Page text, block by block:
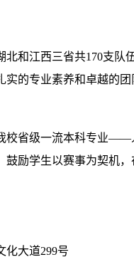
北和江西三省共170支
的专业素养和卓越的团
校省级一流本科专业——
励学生以赛事为契机
化大道299号